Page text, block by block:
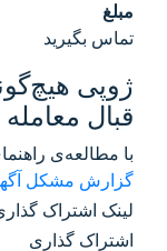
مبلغ
تماس بگیرید
ژوپی
قبال
با مطالعه‌ی
گزارش مشکل
لینک اشتراک
اشتراک گذاری